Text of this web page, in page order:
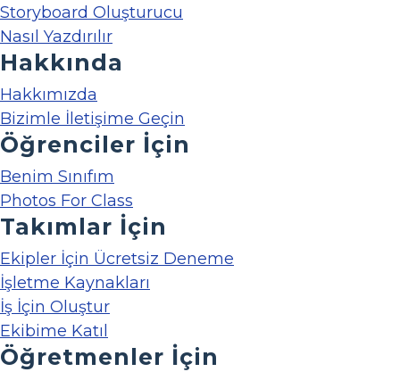
Storyboard Oluşturucu
Nasıl Yazdırılır
Hakkında
Hakkımızda
Bizimle İletişime Geçin
Öğrenciler İçin
Benim Sınıfım
Photos For Class
Takımlar İçin
Ekipler İçin Ücretsiz Deneme
İşletme Kaynakları
İş İçin Oluştur
Ekibime Katıl
Öğretmenler İçin